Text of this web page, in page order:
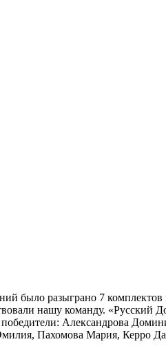
было разыграно 7
нашу команду. «Русский
Александрова
Пахомова Мария, Керро